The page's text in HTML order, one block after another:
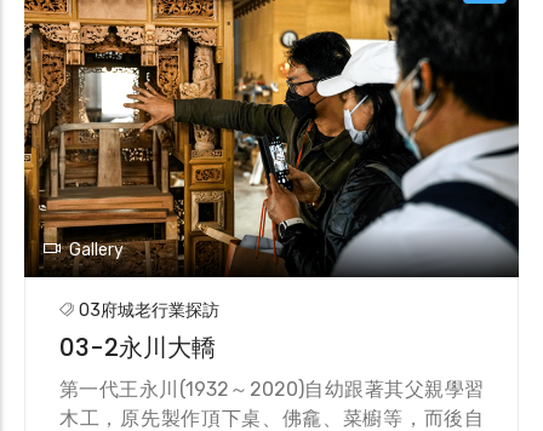
有機耕作的先驅，富有台灣第一有機村之稱號；
透過有機村莊導覽，讓各位更認識有機耕作。除
此之外，位在永豐村的天賜糧源場址，四周是近
年來新發展的有機聚落，在近7000坪的大草坪
中，享受綠意盎然的美好，更可遠眺美人山風
情，亦可透過一場導覽巡禮，了解「米」的生產
過程，分享農民辛勤耕種的成果。在這個大草
坪，你可以在這裡跑、在這裡跳、你可以拖著鞋
子感受這片土地的芬芳及溫度，而度過一個片刻
也好，看著遠處壯闊的山景，隨著四季變化的稻
田風光，我相信這是最美好的體驗，而這些都是
你親眼所見。
Gallery
03府城老行業探訪
03-2永川大轎
第一代王永川(1932～2020)自幼跟著其父親學習
木工，原先製作頂下桌、佛龕、菜櫥等，而後自